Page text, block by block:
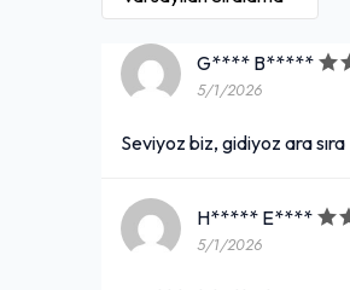
G**** B*****
5/1/2026
Seviyoz biz, gidiyoz ara sıra
H***** E****
5/1/2026